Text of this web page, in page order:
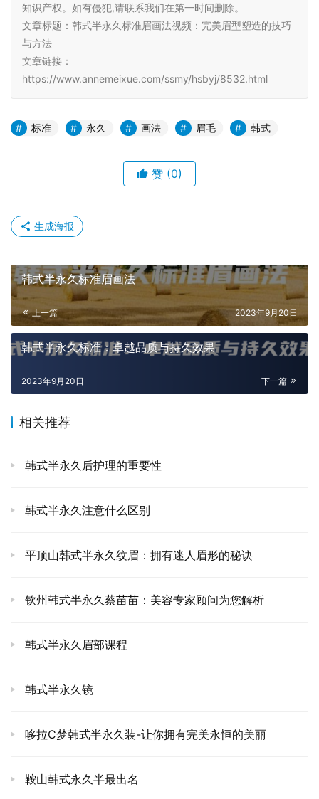
知识产权。如有侵犯,请联系我们在第一时间删除。
文章标题：韩式半永久标准眉画法视频：完美眉型塑造的技巧
与方法
文章链接：
https://www.annemeixue.com/ssmy/hsbyj/8532.html
标准 永久 画法 眉毛 韩式
赞 (0)
生成海报
韩式半永久标准眉画法
上一篇 2023年9月20日
韩式半永久标准：卓越品质与持久效果
下一篇
2023年9月20日
相关推荐
韩式半永久后护理的重要性
韩式半永久注意什么区别
平顶山韩式半永久纹眉：拥有迷人眉形的秘诀
钦州韩式半永久蔡苗苗：美容专家顾问为您解析
韩式半永久眉部课程
韩式半永久镜
哆拉C梦韩式半永久装-让你拥有完美永恒的美丽
鞍山韩式永久半最出名